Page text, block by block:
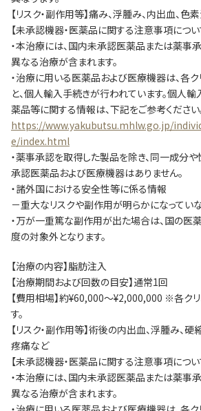
【リスク・副作用等】痛み、浮腫み、内出血、色
【未承認機器・医薬品に関する注意事項につい
・本治療には、国内未承認医薬品または薬事
異なる治療が含まれます。
・治療に用いる医薬品および医療機器は、各
と、個人輸入手続きが行われています。個人
薬品等に関する情報は、下記をご参考ください
https://www.yakubutsu.mhlw.go.jp/
e/index.html
・薬事承認を取得した製品を除き、同一成分
承認医薬品および医療機器はありません。
・諸外国における安全性等に係る情報
－重大なリスクや副作用が明らかになってい
・万が一重篤な副作用が出た場合は、国の医
度の対象外となります。
【治療の内容】脂肪注入
【治療期間および回数の目安】通常1回
【費用相場】約¥60,000～¥2,000,000 ※各クリ
す。
【リスク・副作用等】術後の内出血、浮腫み、硬
疼痛など
【未承認機器・医薬品に関する注意事項につい
・本治療には、国内未承認医薬品または薬事
異なる治療が含まれます。